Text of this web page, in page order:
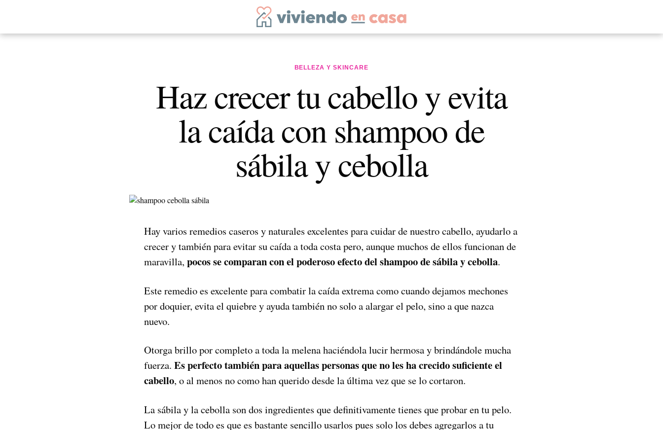
BELLEZA Y SKINCARE
Haz crecer tu cabello y evita
la caída con shampoo de
sábila y cebolla
Hay varios remedios caseros y naturales excelentes para cuidar de nuestro cabello, ayudarlo a
crecer y también para evitar su caída a toda costa pero, aunque muchos de ellos funcionan de
maravilla, pocos se comparan con el poderoso efecto del shampoo de sábila y cebolla.
Este remedio es excelente para combatir la caída extrema como cuando dejamos mechones
por doquier, evita el quiebre y ayuda también no solo a alargar el pelo, sino a que nazca
nuevo.
Otorga brillo por completo a toda la melena haciéndola lucir hermosa y brindándole mucha
fuerza. Es perfecto también para aquellas personas que no les ha crecido suficiente el
cabello, o al menos no como han querido desde la última vez que se lo cortaron.
La sábila y la cebolla son dos ingredientes que definitivamente tienes que probar en tu pelo.
Lo mejor de todo es que es bastante sencillo usarlos pues solo los debes agregarlos a tu